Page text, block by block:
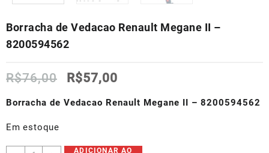
Borracha de Vedacao Renault Megane II –
8200594562
R$76,00
O
original
R$57,00
atual
Borracha de Vedacao Renault Megane II – 8200594562
Em estoque
ADICIONAR AO